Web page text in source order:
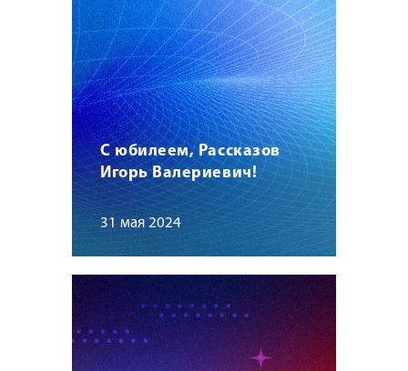
С юбилеем, Рассказов
Игорь Валериевич!
31 мая 2024